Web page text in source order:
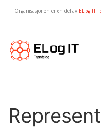
Organisasjonen er en del av EL og IT